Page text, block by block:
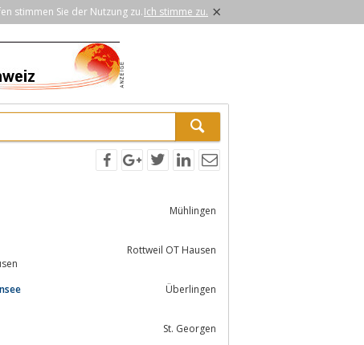
stimmen Sie der Nutzung zu.Ich stimme zu. ×
Mühlingen
Rottweil OT Hausen
Überlingen
St. Georgen